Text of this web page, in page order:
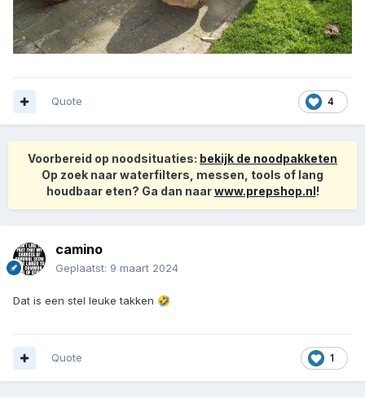
4
Quote
Voorbereid op noodsituaties: bekijk de noodpakketen
Op zoek naar waterfilters, messen, tools of lang
houdbaar eten? Ga dan naarwww.prepshop.nl!
camino
Geplaatst: 9 maart 2024
Dat is een stel leuke takken 🤣
1
Quote